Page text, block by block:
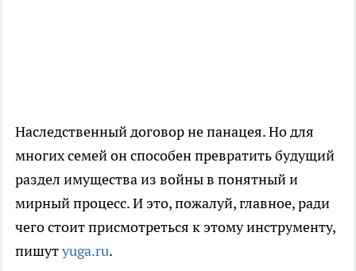
Наследственный договор не панацея. Но для
многих семей он способен превратить будущий
раздел имущества из войны в понятный и
мирный процесс. И это, пожалуй, главное, ради
чего стоит присмотреться к этому инструменту,
пишутyuga.ru.